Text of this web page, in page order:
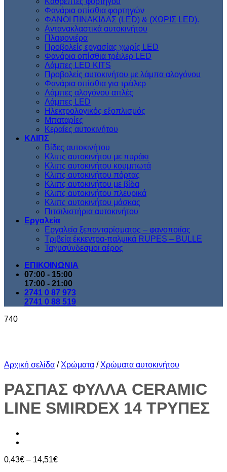
Φανάρια οπίσθια φορτηγών
ΦΑΝΟΙ ΠΙΝΑΚΙΔΑΣ (LED) & (XΩΡΙΣ LED).
Aντανακλαστικά αυτοκινήτου
Πλαφονιέρα
Προβολείς εργασίας χωρίς LED
Φανάρια οπίσθια τρέιλερ LED
Λάμπες LED KITS
Προβολείς αυτοκινήτου με λάμπα αλογόνου
Φανάρια οπίσθια για τρέιλερ
Λάμπες αλογόνου απλές
Λάμπες LED
Ηλεκτρολογικός εξοπλισμός
Μπαταρίες
Κεραίες αυτοκινήτου
ΚΛΙΠΣ
Βίδες αυτοκινήτου
Kλιπς αυτοκινήτου με πυράκι
Kλιπς αυτοκινήτου κουμπωτά
Κλιπς αυτοκινήτου πόρτας
Κλιπς αυτοκινήτου με βίδα
Kλιπς αυτοκινήτου πλευρικά
Kλιπς αυτοκινήτου μάσκας
Πιτσιλιστήρια αυτοκινήτου
Εργαλεία
Εργαλεία ξεπονταρίσματος – φανοποιίας
Τριβεία έκκεντρα-παλμικά RUPES – BULLE
Ταχυσύνδεσμοι αέρος
ΕΠΙΚΟΙΝΩΝΙΑ
07:00 - 15:00
17:00 - 21:00
2741 0 87 973
2741 0 88 519
740
Αρχική σελίδα / Χρώματα / Χρώματα αυτοκινήτου
ΡΑΣΠΑΣ ΦΥΛΛΑ CERAMIC
LINE SMIRDEX 14 TΡΥΠΕΣ
0,43€ – 14,51€Price